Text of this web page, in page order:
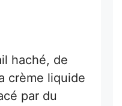
haché, de
crème liquide
par du